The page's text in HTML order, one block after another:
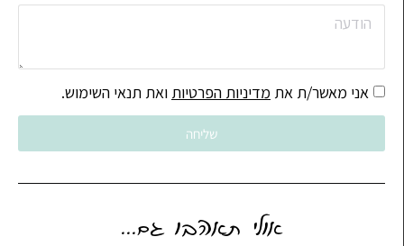
אני מאשר/ת אתמדיניות הפרטיותואת תנאי השימוש.
שליחה
אולי תאהבו גם...